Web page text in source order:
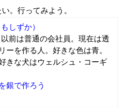
。行ってみよう。
もしずか）
前は普通の会社員。現在は透
ーを作る人。好きな色は青。
きな犬はウェルシュ・コーギ
銀で作ろう